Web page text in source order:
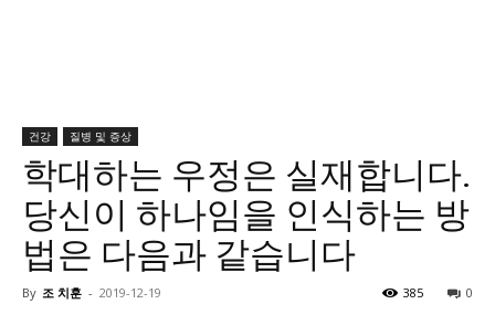
건강 질병 및 증상
학대하는 우정은 실재합니다.
당신이 하나임을 인식하는 방
법은 다음과 같습니다
By 조 치훈 - 2019-12-19 0
385